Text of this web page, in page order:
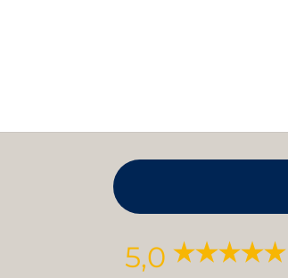
5,0